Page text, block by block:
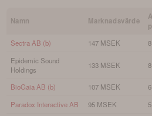
Namn Marknadsvärde
Sectra AB (b) 147 MSEK
Epidemic Sound
Holdings
133 MSEK
BioGaia AB (b) 107 MSEK
Paradox Interactive AB 95 MSEK